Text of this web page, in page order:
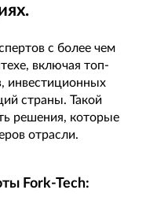
с более чем
включая топ-
инвестиционных
страны. Такой
решения, которые
отрасли.
Fork-Tech: